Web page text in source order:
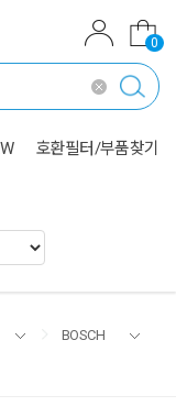
0
호환필터/부품찾기
BOSCH